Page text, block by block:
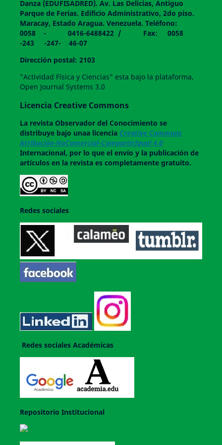
Danza (EDUFISADRED). Av. Las Delicias, Antiguo
Parque de Ferias. Edificio Administrativo, 2do piso.
Maracay, Estado Aragua. Venezuela. Teléfono:
0058 - 0416-6488422 / Fax: 0058
-243 -247- 46-07
Dirección postal: 2103
"Actividad Física y Ciencias" esta bajo la plataforma,
Open Journal Systems 3.0
Licencia Creative Commons
La revistaObservador del Conocimiento se
distribuye bajo unaa licencia Creative Commons
Atribución-NoComercial-CompartirIgual 4.0
Internacional, por lo que el envío y la publicación de
artículos en la revista es completamente gratuito.
Redes sociales
Redes sociales Académicas
Repositorio Institucional